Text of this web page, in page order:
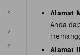
Alamat
Anda
Alamat